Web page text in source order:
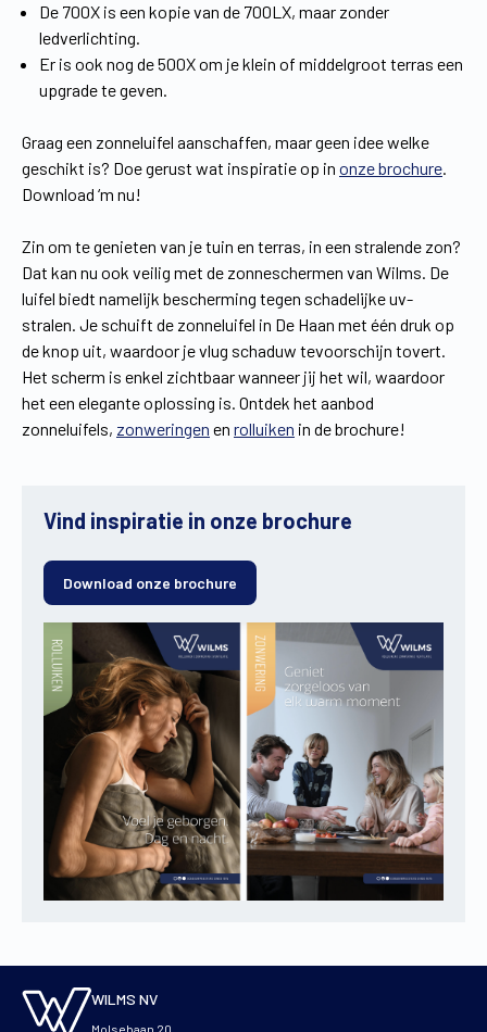
De 700X is een kopie van de 700LX, maar zonder
ledverlichting.
Er is ook nog de 500X om je klein of middelgroot terras een
upgrade te geven.
Graag een zonneluifel aanschaffen, maar geen idee welke
geschikt is? Doe gerust wat inspiratie op in onze brochure.
Download ‘m nu!
Zin om te genieten van je tuin en terras, in een stralende zon?
Dat kan nu ook veilig met de zonneschermen van Wilms. De
luifel biedt namelijk bescherming tegen schadelijke uv-
stralen. Je schuift de zonneluifel in De Haan met één druk op
de knop uit, waardoor je vlug schaduw tevoorschijn tovert.
Het scherm is enkel zichtbaar wanneer jij het wil, waardoor
het een elegante oplossing is. Ontdek het aanbod
zonneluifels, zonweringen en rolluiken in de brochure!
Vind inspiratie in onze brochure
Download onze brochure
WILMS NV
Molsebaan 20